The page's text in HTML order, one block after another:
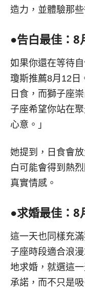
造力，並體驗那
●告白最佳： 8
如果你還在等待
瓊斯推薦8月12日
日食，而獅子座
子座希望你站在
心意。」
她提到，日食會
白可能會得到熱
真實情感。
●求婚最佳： 8
這一天也同樣充
子座時段適合浪
地求婚，就選這
承諾，而不只是吸